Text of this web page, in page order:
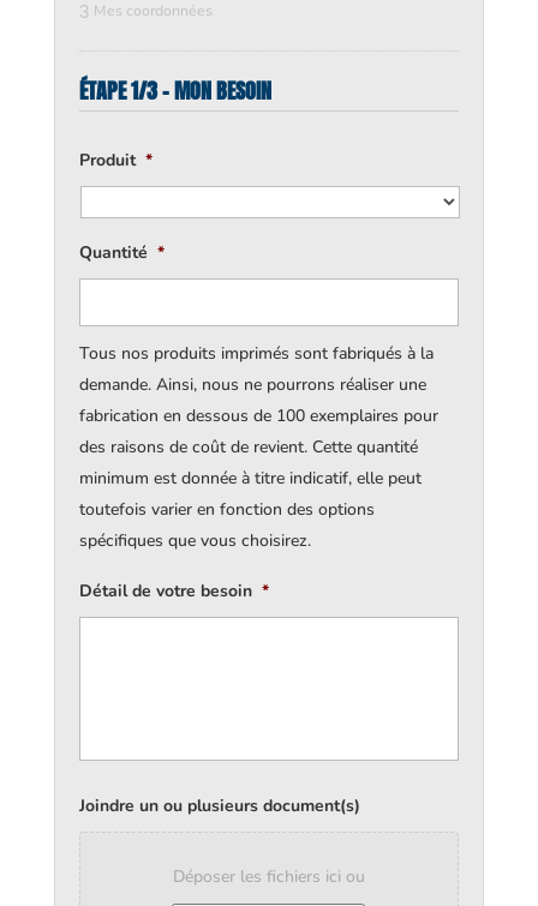
3 Mes coordonnées
ÉTAPE 1/3 - MON BESOIN
Produit *
Quantité *
Tous nos produits imprimés sont fabriqués à la
demande. Ainsi, nous ne pourrons réaliser une
fabrication en dessous de 100 exemplaires pour
des raisons de coût de revient. Cette quantité
minimum est donnée à titre indicatif, elle peut
toutefois varier en fonction des options
spécifiques que vous choisirez.
Détail de votre besoin *
Joindre un ou plusieurs document(s)
Déposer les fichiers ici ou